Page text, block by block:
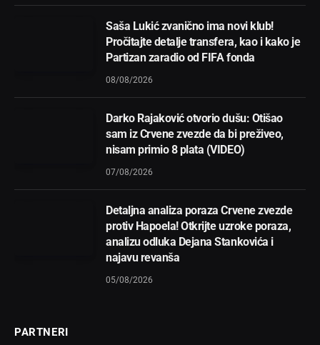
Saša Lukić zvanično ima novi klub!
Pročitajte detalje transfera, kao i kako je
Partizan zaradio od FIFA fonda
08/08/2026
Darko Rajaković otvorio dušu: Otišao
sam iz Crvene zvezde da bi preživeo,
nisam primio 8 plata (VIDEO)
07/08/2026
Detaljna analiza poraza Crvene zvezde
protiv Hapoela! Otkrijte uzroke poraza,
analizu odluka Dejana Stankovića i
najavu revanša
05/08/2026
PARTNERI